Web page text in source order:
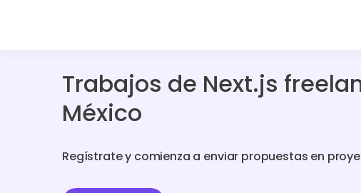
Trabajos de Next.js
México
Regístrate y comienza a enviar propuestas en